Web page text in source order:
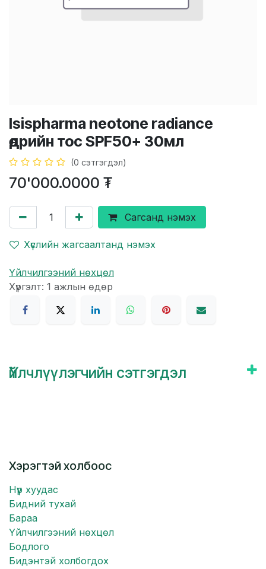
Isispharma neotone radiance
өдрийн тос SPF50+ 30мл
(0 сэтгэгдэл)
70'000.0000 ₮
Сагсанд нэмэх
Хүслийн жагсаалтанд нэмэх
Үйлчилгээний нөхцөл
Хүргэлт: 1 ажлын өдөр
Үйлчлүүлэгчийн сэтгэгдэл
Хэрэгтэй холбоос
Нүүр хуудас
Бидний тухай
Бараа
Үйлчилгээний нөхцөл
Бодлого
Бидэнтэй холбогдох